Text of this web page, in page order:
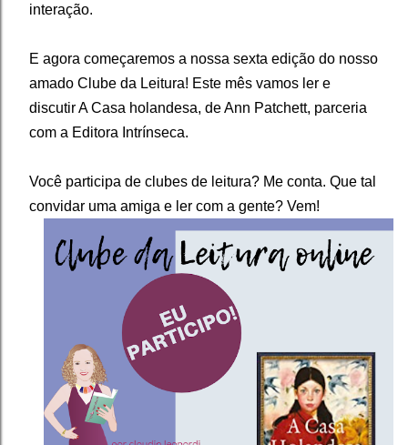
interação. ⁣
E agora começaremos a nossa sexta edição do nosso
amado Clube da Leitura! Este mês vamos ler e
discutir A Casa holandesa, de Ann Patchett, parceria
com a Editora Intrínseca.⁣⁣⁣
Você participa de clubes de leitura? Me conta. Que tal
convidar uma amiga e ler com a gente? Vem!⁣⁣